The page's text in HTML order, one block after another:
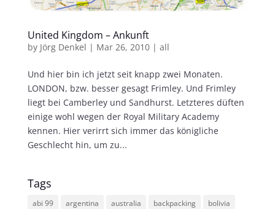
United Kingdom – Ankunft
by Jörg Denkel | Mar 26, 2010| all
Und hier bin ich jetzt seit knapp zwei Monaten.
LONDON, bzw. besser gesagt Frimley. Und Frimley
liegt bei Camberley und Sandhurst. Letzteres düften
einige wohl wegen der Royal Military Academy
kennen. Hier verirrt sich immer das königliche
Geschlecht hin, um zu...
Tags
abi 99 argentina australia backpacking
bolivia